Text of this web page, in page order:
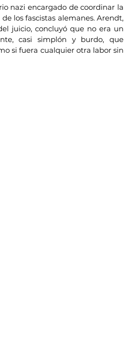
nazi encargado de coordinar la
los fascistas alemanes. Arendt,
juicio, concluyó que no era un
casi simplón y burdo, que
si fuera cualquier otra labor sin